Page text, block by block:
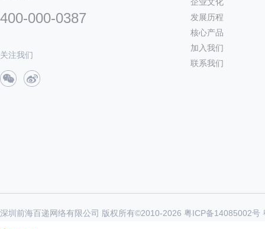
400-000-0387
关注我们
发展历程
核心产品
加入我们
联系我们
深圳前海百递网络有限公司 版权所有©2010-2026 粤ICP备14085002号